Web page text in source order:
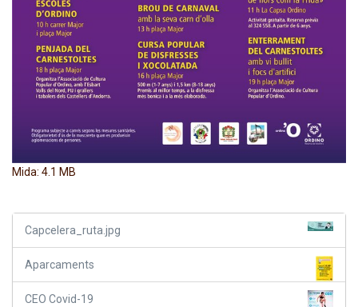
Capcelera_ruta.jpg
Aparcaments
CEO Covid-19
Feu clic per a visualitzar la imatge a mida completa…
Mida: 4.1 MB